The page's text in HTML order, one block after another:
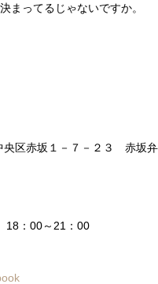
まってるじゃないですか。
区赤坂１－７－２３ 赤坂
：00～21：00